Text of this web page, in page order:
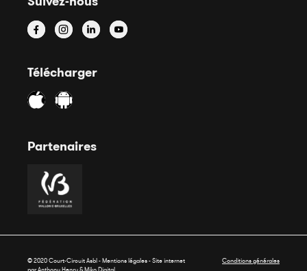
Télécharger
Partenaires
© 2020 Court-Circuit Asbl - Mentions légales - Site internet
par Anthony Henry &Miko Digital
Conditions générales